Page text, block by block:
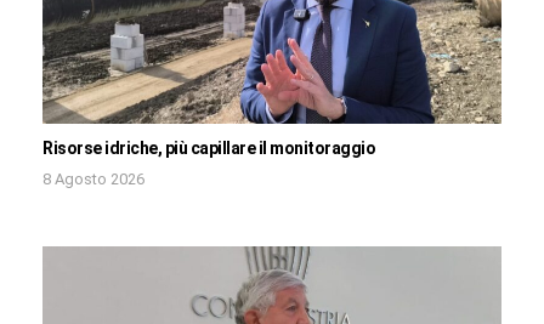
Risorse idriche, più capillare il monitoraggio
8 Agosto 2026